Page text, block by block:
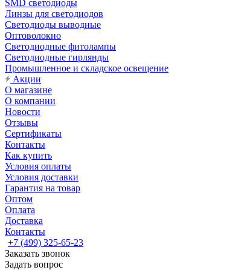
SMD светодиоды
Линзы для светодиодов
Светодиоды выводные
Оптоволокно
Светодиодные фитолампы
Светодиодные гирлянды
Промышленное и складское освещение
Акции
О магазине
О компании
Новости
Отзывы
Сертификаты
Контакты
Как купить
Условия оплаты
Условия доставки
Гарантия на товар
Оптом
Оплата
Доставка
Контакты
+7 (499) 325-65-23
Заказать звонок
Задать вопрос